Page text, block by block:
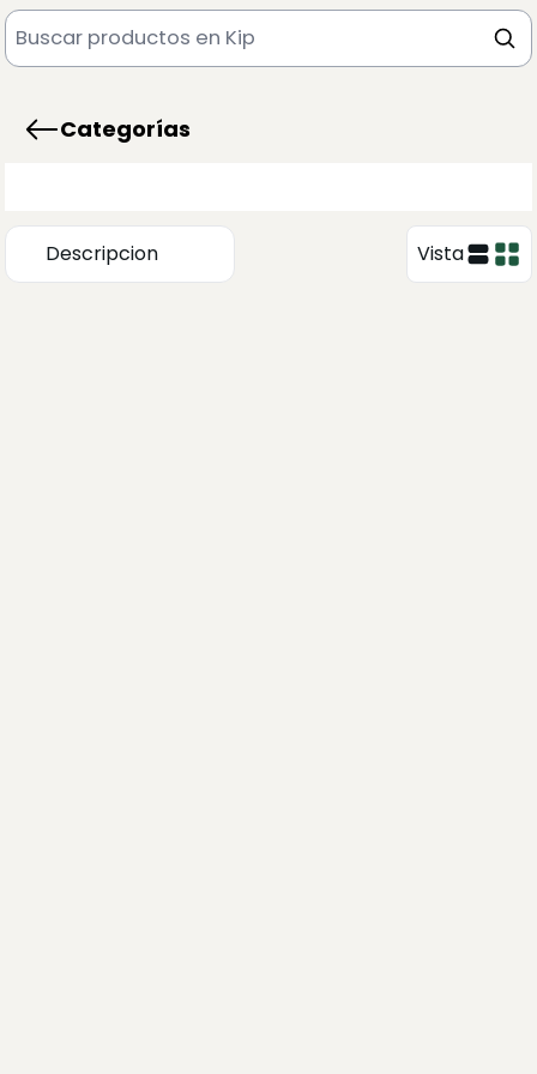
Categorías
Descripcion Vista